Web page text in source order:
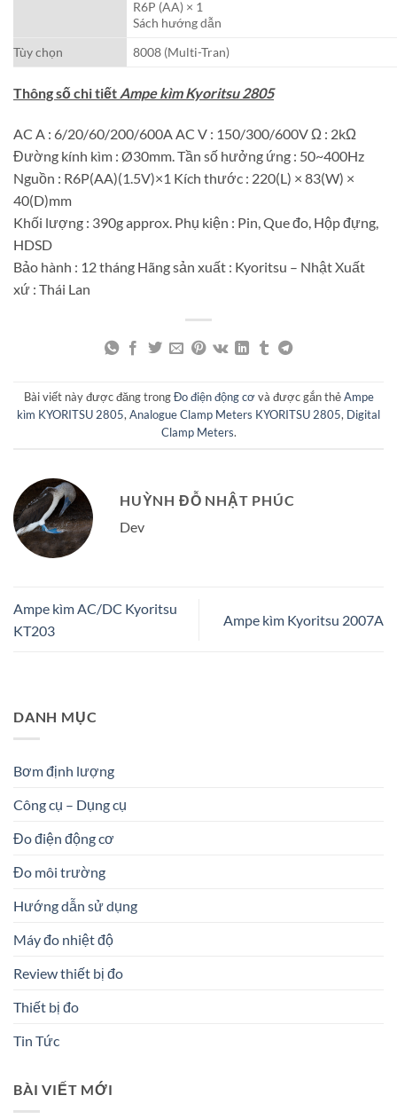
R6P (AA) × 1
Sách hướng dẫn
Tùy chọn
8008 (Multi-Tran)
Thông số chi tiết Ampe kìm Kyoritsu 2805
AC A : 6/20/60/200/600A AC V : 150/300/600V Ω : 2kΩ
Đường kính kìm : Ø30mm. Tần số hưởng ứng : 50~400Hz
Nguồn : R6P(AA)(1.5V)×1 Kích thước : 220(L) × 83(W) ×
40(D)mm
Khối lượng : 390g approx. Phụ kiện : Pin, Que đo, Hộp đựng,
HDSD
Bảo hành : 12 tháng Hãng sản xuất : Kyoritsu – Nhật Xuất
xứ : Thái Lan
Bài viết này được đăng trongĐo điện động cơvà được gắn thẻAmpe
kìm KYORITSU 2805,Analogue Clamp Meters KYORITSU 2805, Digital
Clamp Meters.
HUỲNH ĐỖ NHẬT PHÚC
Dev
Ampe kìm AC/DC Kyoritsu
KT203
Ampe kìm Kyoritsu 2007A
DANH MỤC
Bơm định lượng
Công cụ – Dụng cụ
Đo điện động cơ
Đo môi trường
Hướng dẫn sử dụng
Máy đo nhiệt độ
Review thiết bị đo
Thiết bị đo
Tin Tức
BÀI VIẾT MỚI